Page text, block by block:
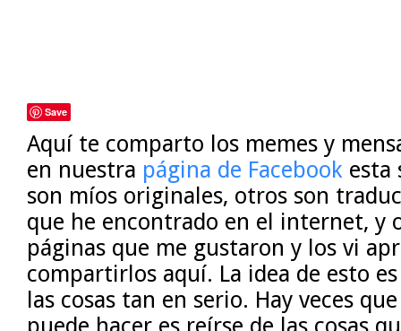
Save
Aquí te comparto los memes y
en nuestra página de Facebook esta
son míos originales, otros son
que he encontrado en el internet, y
páginas que me gustaron y los vi
compartirlos aquí. La idea de esto
las cosas tan en serio. Hay veces
puede hacer es reírse de las cosas